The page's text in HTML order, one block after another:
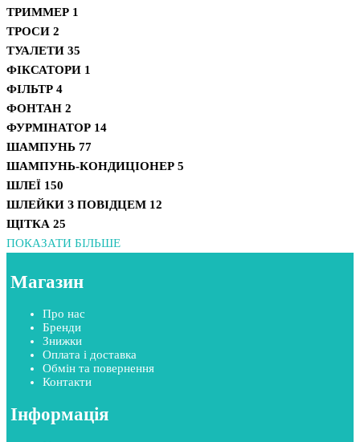
ТРИММЕР 1
ТРОСИ 2
ТУАЛЕТИ 35
ФІКСАТОРИ 1
ФІЛЬТР 4
ФОНТАН 2
ФУРМІНАТОР 14
ШАМПУНЬ 77
ШАМПУНЬ-КОНДИЦІОНЕР 5
ШЛЕЇ 150
ШЛЕЙКИ З ПОВІДЦЕМ 12
ЩІТКА 25
ПОКАЗАТИ БІЛЬШЕ
Магазин
Про нас
Бренди
Знижки
Оплата і доставка
Обмін та повернення
Контакти
Інформація